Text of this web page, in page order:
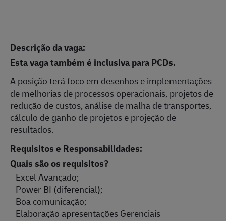
Descrição da vaga:
Esta vaga também é inclusiva para PCDs.
A posição terá foco em desenhos e implementações
de melhorias de processos operacionais, projetos de
redução de custos, análise de malha de transportes,
cálculo de ganho de projetos e projeção de
resultados.
Requisitos e Responsabilidades:
Quais são os requisitos?
- Excel Avançado;
- Power BI (diferencial);
- Boa comunicação;
- Elaboração apresentações Gerenciais